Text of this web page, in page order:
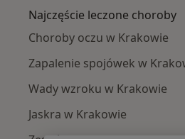
Najczęście leczone choroby
Choroby oczu w Krakowie
Zapalenie spojówek w
Wady wzroku w Krakowie
Jaskra w Krakowie